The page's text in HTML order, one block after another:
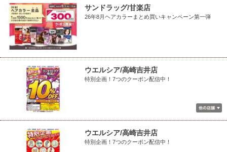
サンドラッグ/甘楽店
26年8月ヘアカラーまとめ買いキャンペーン第一弾
ウエルシア/高崎吉井店
特別企画！7つのクーポン配信中！
ウエルシア/高崎吉井店
特別企画！7つのクーポン配信中！